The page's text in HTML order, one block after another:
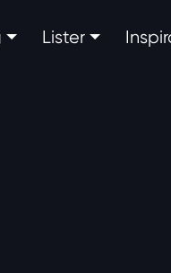
Lister